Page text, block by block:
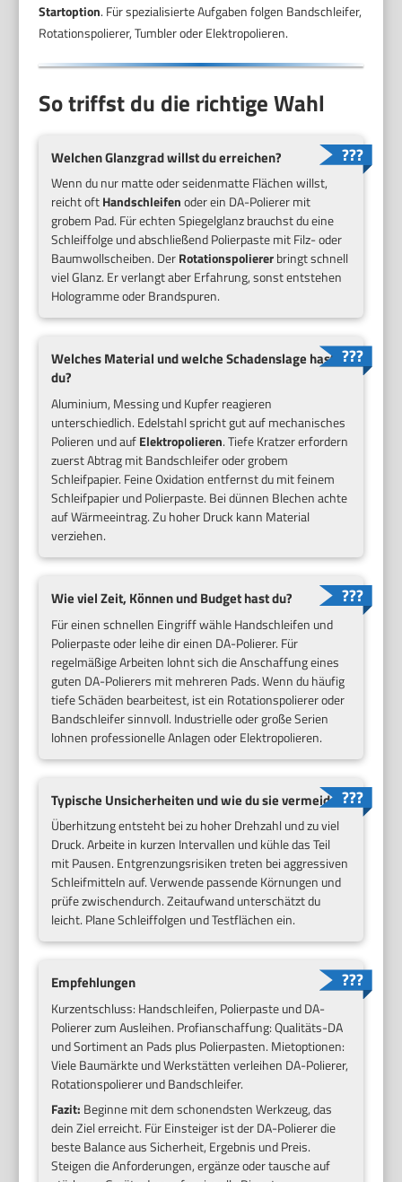
Startoption. Für spezialisierte Aufgaben folgen Bandschleifer,
Rotationspolierer, Tumbler oder Elektropolieren.
So triffst du die richtige Wahl
Welchen Glanzgrad willst du erreichen?
Wenn du nur matte oder seidenmatte Flächen willst,
reicht oftHandschleifenoder ein DA-Polierer mit
grobem Pad. Für echten Spiegelglanz brauchst du eine
Schleiffolge und abschließend Polierpaste mit Filz- oder
Baumwollscheiben. DerRotationspoliererbringt schnell
viel Glanz. Er verlangt aber Erfahrung, sonst entstehen
Hologramme oder Brandspuren.
Welches Material und welche Schadenslage hast
du?
Aluminium, Messing und Kupfer reagieren
unterschiedlich. Edelstahl spricht gut auf mechanisches
Polieren und aufElektropolieren. Tiefe Kratzer erfordern
zuerst Abtrag mit Bandschleifer oder grobem
Schleifpapier. Feine Oxidation entfernst du mit feinem
Schleifpapier und Polierpaste. Bei dünnen Blechen achte
auf Wärmeeintrag. Zu hoher Druck kann Material
verziehen.
Wie viel Zeit, Können und Budget hast du?
Für einen schnellen Eingriff wähle Handschleifen und
Polierpaste oder leihe dir einen DA-Polierer. Für
regelmäßige Arbeiten lohnt sich die Anschaffung eines
guten DA-Polierers mit mehreren Pads. Wenn du häufig
tiefe Schäden bearbeitest, ist ein Rotationspolierer oder
Bandschleifer sinnvoll. Industrielle oder große Serien
lohnen professionelle Anlagen oder Elektropolieren.
Typische Unsicherheiten und wie du sie vermeidest
Überhitzung entsteht bei zu hoher Drehzahl und zu viel
Druck. Arbeite in kurzen Intervallen und kühle das Teil
mit Pausen. Entgrenzungsrisiken treten bei aggressiven
Schleifmitteln auf. Verwende passende Körnungen und
prüfe zwischendurch. Zeitaufwand unterschätzt du
leicht. Plane Schleiffolgen und Testflächen ein.
Empfehlungen
Kurzentschluss: Handschleifen, Polierpaste und DA-
Polierer zum Ausleihen. Profianschaffung: Qualitäts-DA
und Sortiment an Pads plus Polierpasten. Mietoptionen:
Viele Baumärkte und Werkstätten verleihen DA-Polierer,
Rotationspolierer und Bandschleifer.
Fazit: Beginne mit dem schonendsten Werkzeug, das
dein Ziel erreicht. Für Einsteiger ist der DA-Polierer die
beste Balance aus Sicherheit, Ergebnis und Preis.
Steigen die Anforderungen, ergänze oder tausche auf